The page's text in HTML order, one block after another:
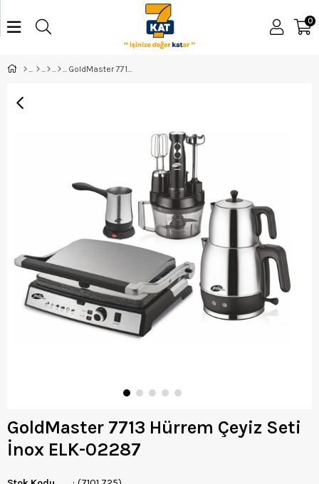
0
GoldMaster 7713 Hürrem Çeyiz Seti
İnox ELK-02287